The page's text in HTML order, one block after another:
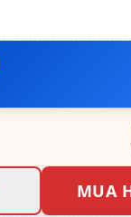
MUA